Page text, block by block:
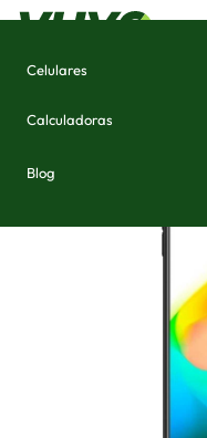
Celulares
Calculadoras
Blog